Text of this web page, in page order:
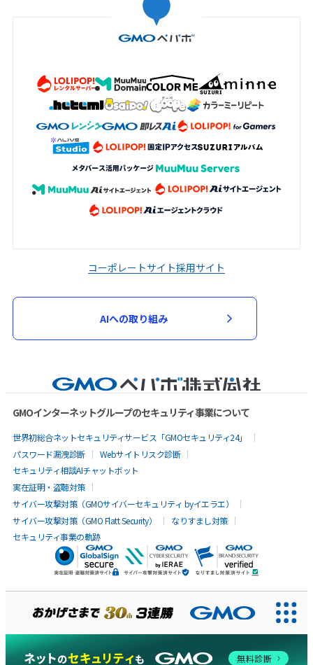
コーポレートサイト採用サイト
AIへの取り組み
GMOインターネットグループのセキュリティ事業について
世界初総合ネットセキュリティサービス「GMOセキュリティ24」
パスワード漏洩診断
Webサイトリスク診断
セキュリティ相談AIチャットボット
実在証明・盗聴対策
サイバー攻撃対策（GMOサイバーセキュリティ byイエラエ）
サイバー攻撃対策（GMO Flatt Security）
なりすまし対策
セキュリティ事業の軌跡
AIに聞いてみる 無料診断